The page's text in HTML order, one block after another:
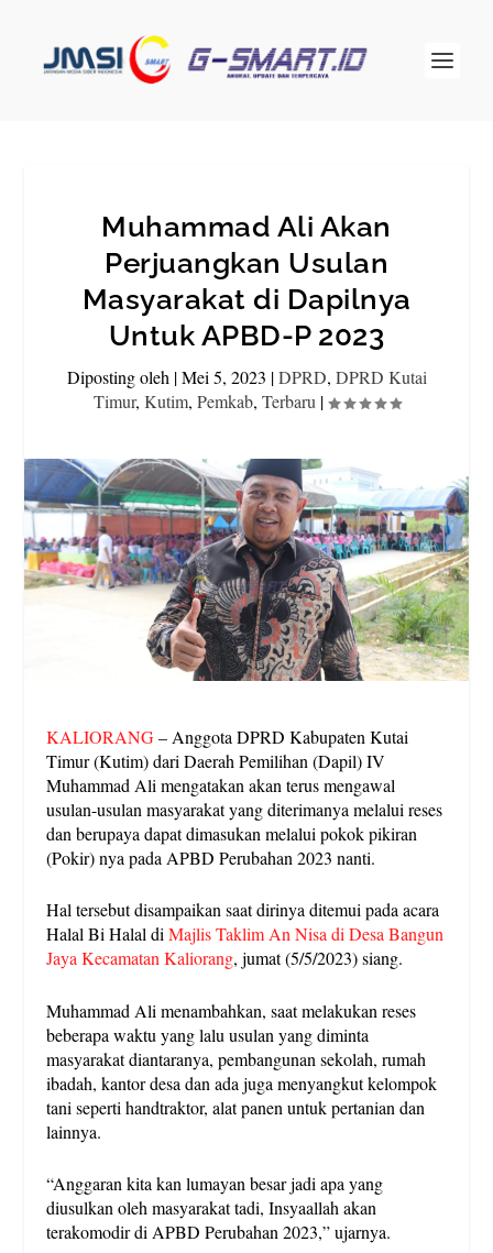
Muhammad Ali Akan
Perjuangkan Usulan
Masyarakat di Dapilnya
Untuk APBD-P 2023
Diposting oleh |Mei 5, 2023 |DPRD, DPRD Kutai
Timur, Kutim, Pemkab, Terbaru |
KALIORANG– Anggota DPRD Kabupaten Kutai
Timur (Kutim) dari Daerah Pemilihan (Dapil) IV
Muhammad Ali mengatakan akan terus mengawal
usulan-usulan masyarakat yang diterimanya melalui reses
dan berupaya dapat dimasukan melalui pokok pikiran
(Pokir) nya pada APBD Perubahan 2023 nanti.
Hal tersebut disampaikan saat dirinya ditemui pada acara
Halal Bi Halal diMajlis Taklim An Nisa di Desa Bangun
Jaya Kecamatan Kaliorang, jumat (5/5/2023) siang.
Muhammad Ali menambahkan, saat melakukan reses
beberapa waktu yang lalu usulan yang diminta
masyarakat diantaranya, pembangunan sekolah, rumah
ibadah, kantor desa dan ada juga menyangkut kelompok
tani seperti handtraktor, alat panen untuk pertanian dan
lainnya.
“Anggaran kita kan lumayan besar jadi apa yang
diusulkan oleh masyarakat tadi, Insyaallah akan
terakomodir di APBD Perubahan 2023,” ujarnya.